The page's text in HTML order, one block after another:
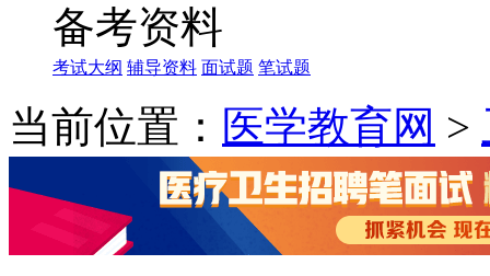
备考资料
考试大纲 辅导资料 面试题 笔试题
当前位置： 医学教育网 >